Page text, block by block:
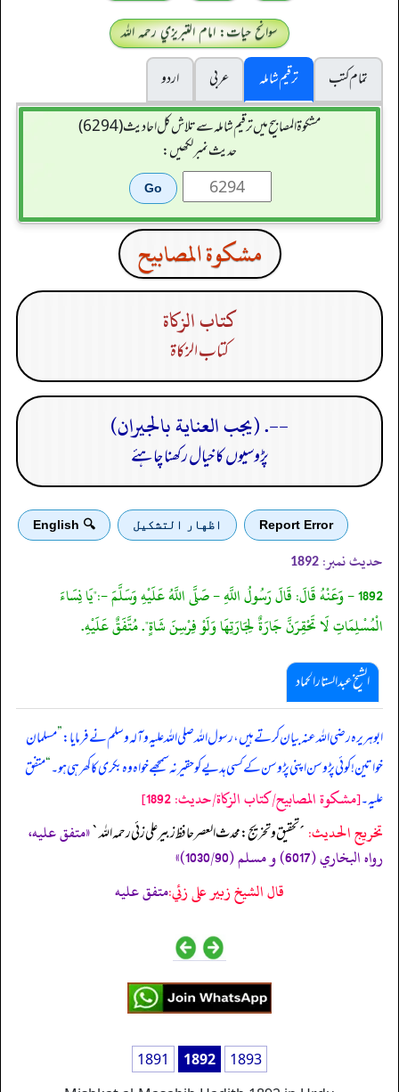
سوانح حیات: امام التبريزي رحمہ اللہ
تمام کتب
ترقیم شاملہ عربی
اردو
مشکوۃ المصابیح میں ترقیم شاملہ سے تلاش کل احادیث (6294)
حدیث نمبر لکھیں:
مشكوة المصابيح
كتاب الزكاة
كتاب الزكاة
--. (يجب العناية بالجيران)
پڑوسیوں کا خیال رکھنا چاہئے
Report Error اظهار التشكيل 🔍 English
حدیث نمبر: 1892
1892 - وَعَنْهُ قَالَ: قَالَ رَسُولُ اللَّهِ - صَلَّى اللَّهُ عَلَيْهِ وَسَلَّمَ -:"يَا نِسَاءَ
الْمُسْلِمَاتِ لَا تَحْقِرَنَّ جَارَةٌ لِجَارَتِهَا وَلَوْ فِرْسِنَ شَاةٍ". مُتَّفَقٌ عَلَيْهِ.
الشیخ عبدالستار الحماد
ابوہریرہ رضی اللہ عنہ بیان کرتے ہیں، رسول اللہ صلی ‌اللہ ‌علیہ ‌وآلہ ‌وسلم نے فرمایا:”مسلمان
خواتین! کوئی پڑوسن اپنی پڑوسن کے کسی ہدیے کو حقیر نہ سمجھے خواہ وہ بکری کا کھر ہی ہو۔“متفق
علیہ۔[مشكوة المصابيح/كتاب الزكاة/حدیث: 1892]
تخریج الحدیث: ´تحقيق و تخريج: محدث العصر حافظ زبير على زئي رحمه الله`«متفق عليه،
رواه البخاري (6017) و مسلم (1030/90)»
قال الشيخ زبير على زئي:متفق عليه
1891 1892
1893